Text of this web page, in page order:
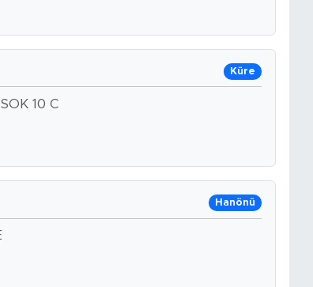
Küre
10 C
Hanönü